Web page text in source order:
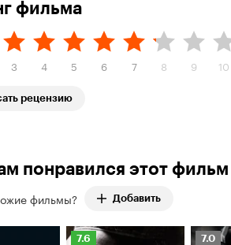
фильма
3 4 5 6 7 8 9 10
рецензию
понравился этот фильм
фильмы? Добавить
Рейтинг
7.6 7.0